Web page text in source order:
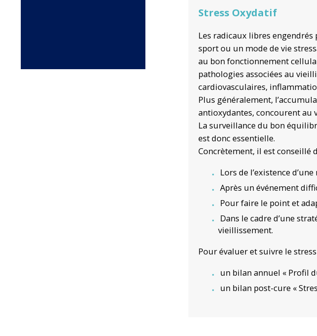
Stress Oxydatif
Les radicaux libres
sport ou un mode de vie
au bon fonctionnement
pathologies associées au
cardiovasculaires,
Plus généralement,
antioxydantes, concourent au
La surveillance du bon
est donc essentielle.
Concrètement, il est conseillé
Lors de l’existence
Après un événement
Pour faire le point et
Dans le cadre d’une
vieillissement.
Pour évaluer et suivre le
un bilan annuel « Profil
un bilan post-cure «